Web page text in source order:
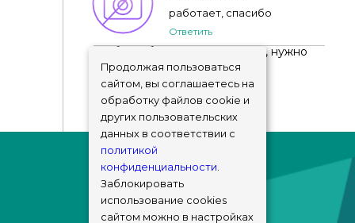
работает, спасибо
Ответить
Чтобы добавить комментарий, нужно
авторизоваться !
Продолжая пользоваться
сайтом, вы соглашаетесь на
обработку файлов cookie и
других пользовательских
данных в соответствии с
политикой
конфиденциальности.
Заблокировать
использование cookies
сайтом можно в настройках